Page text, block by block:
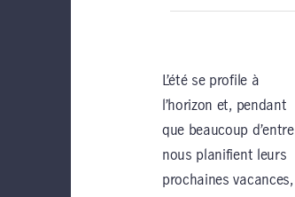
L’été se profile à
l’horizon et, pendant
que beaucoup d’entre
nous planifient leurs
prochaines vacances,